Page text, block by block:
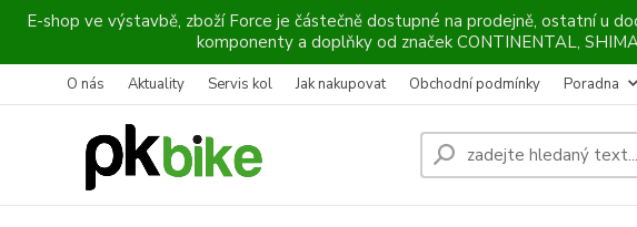
E-shop ve výstavbě, zboží Force je částečně dostupné na prodejně, ostatní u
komponenty a doplňky od značek CONTINENTAL,
O nás Aktuality Servis kol Jak nakupovat Obchodní podmínky Poradna